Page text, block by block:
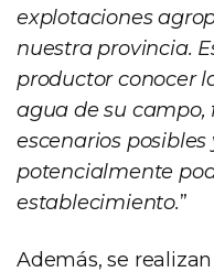
explotaciones
nuestra provincia.
productor conocer
agua de su campo,
escenarios
potencialmente
establecimiento.”
Además, se